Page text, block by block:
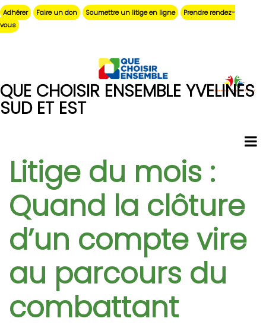
Aller
au
contenu
Adhérer Faire un don Soumettre un litige en ligne
Prendre rendez-
vous
QUE CHOISIR ENSEMBLE YVELINES
SUD ET EST
Litige du mois :
Quand la clôture
d’un compte vire
au parcours du
combattant